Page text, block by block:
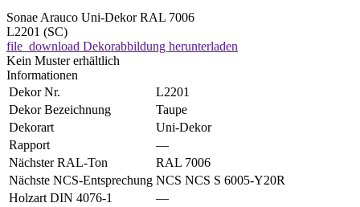
Sonae Arauco Uni-Dekor RAL 7006
L2201 (SC)
file_download Dekorabbildung herunterladen
Kein Muster erhältlich
Informationen
Dekor Nr.
L2201
Dekor Bezeichnung
Taupe
Dekorart
Uni-Dekor
Rapport
—
Nächster RAL-Ton
RAL 7006
Nächste NCS-Entsprechung NCS NCS S 6005-Y20R
Holzart DIN 4076-1
—